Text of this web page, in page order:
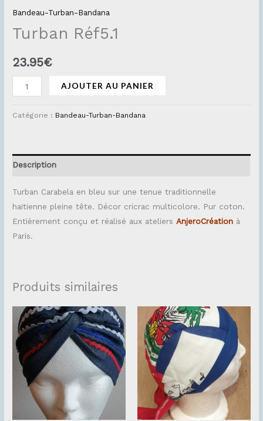
Bandeau-Turban-Bandana
Turban Réf5.1
23.95€
AJOUTER AU PANIER
Catégorie : Bandeau-Turban-Bandana
Description
Turban Carabela en bleu sur une tenue traditionnelle
haïtienne pleine tête. Décor cricrac multicolore. Pur coton.
Entièrement conçu et réalisé aux ateliersAnjeroCréation à
Paris.
Produits similaires